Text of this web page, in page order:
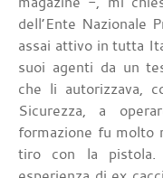
dell’Ente Nazionale
assai attivo in tutta
suoi agenti da un
che li autorizzava,
Sicurezza, a
formazione fu molto
tiro con la pistola.